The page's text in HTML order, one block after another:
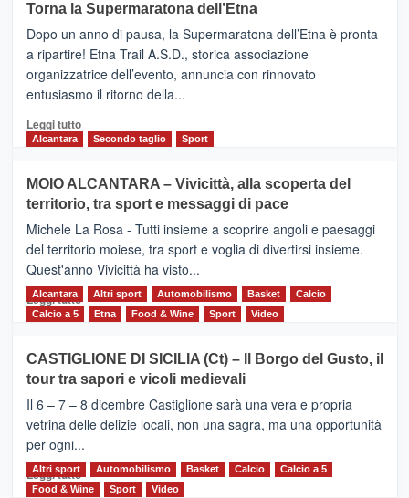
BROOKS
SuperMaratona
dell’Etna,
presentata
l’edizione
2026
Torna la Supermaratona dell’Etna
Dopo un anno di pausa, la Supermaratona dell’Etna è pronta
a ripartire! Etna Trail A.S.D., storica associazione
organizzatrice dell’evento, annuncia con rinnovato
entusiasmo il ritorno della...
Leggi tuttoLeggi
Torna
la
Supermaratona
dell’Etna
Alcantara Secondo taglio Sport
MOIO ALCANTARA – Vivicittà, alla scoperta del
territorio, tra sport e messaggi di pace
Michele La Rosa - Tutti insieme a scoprire angoli e paesaggi
del territorio moiese, tra sport e voglia di divertirsi insieme.
Quest'anno Vivicittà ha visto...
Leggi tutto Leggi
MOIO
ALCANTARA
–
Vivicittà,
alla
scoperta
del
territorio,
Alcantara Altri sport Automobilismo Basket
Calcio
Calcio a 5
Etna Food & Wine Sport Video
CASTIGLIONE DI SICILIA (Ct) – Il Borgo del Gusto, il
tour tra sapori e vicoli medievali
Il 6 – 7 – 8 dicembre Castiglione sarà una vera e propria
vetrina delle delizie locali, non una sagra, ma una opportunità
per ogni...
Leggi tuttoLeggi
di
Altri sport Automobilismo Basket Calcio
Calcio a 5
Food & Wine
Sport Video